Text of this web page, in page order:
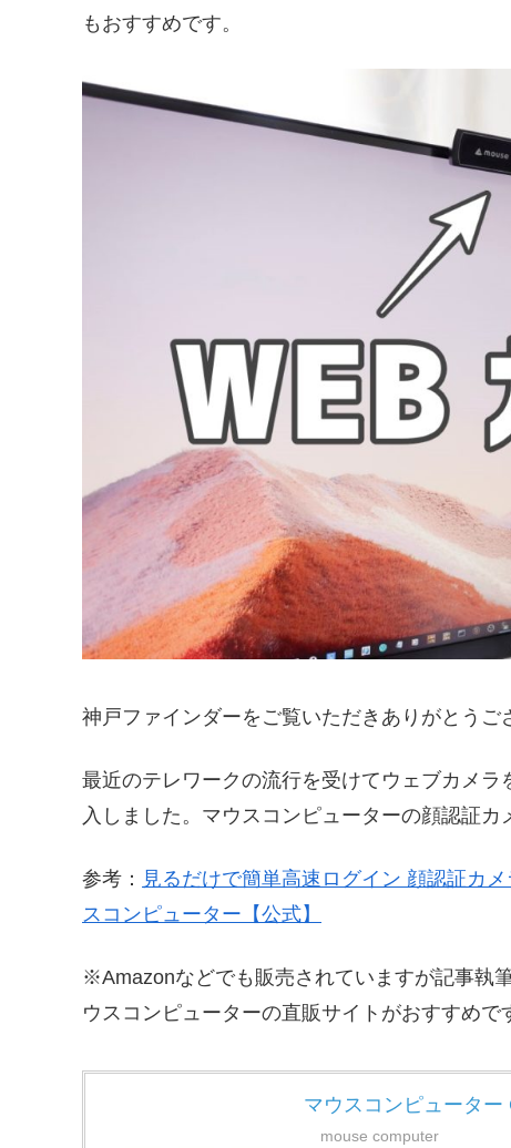
もおすすめです。
神戸ファインダーをご覧いただきありがとうご
最近のテレワークの流行を受けてウェブカメ
入しました。マウスコンピューターの顔認証カ
参考： 見るだけで簡単高速ログイン 顔認証カ
スコンピューター【公式】
※Amazonなどでも販売されていますが記事執
ウスコンピューターの直販サイトがおすすめで
マウスコンピュータ
mouse computer